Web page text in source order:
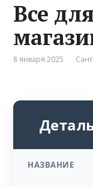
Все
8 января 2025
НАЗВАНИЕ